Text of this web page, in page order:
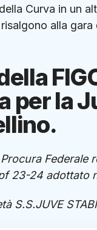
Curva in un
alla gara
per la
23-24 adottato
S.S.JUVE